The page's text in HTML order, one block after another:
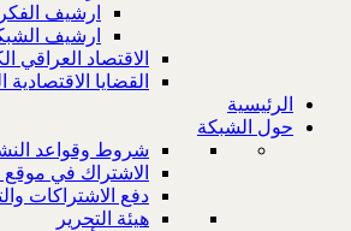
ارشيف
ارشيف
الاقتصاد العراقي
القضايا الاقتصادية
الرئيسية
حول الشبكة
شروط وقواعد
الاشتراك في موقع
دفع الاشتراكات
هيئة التحرير